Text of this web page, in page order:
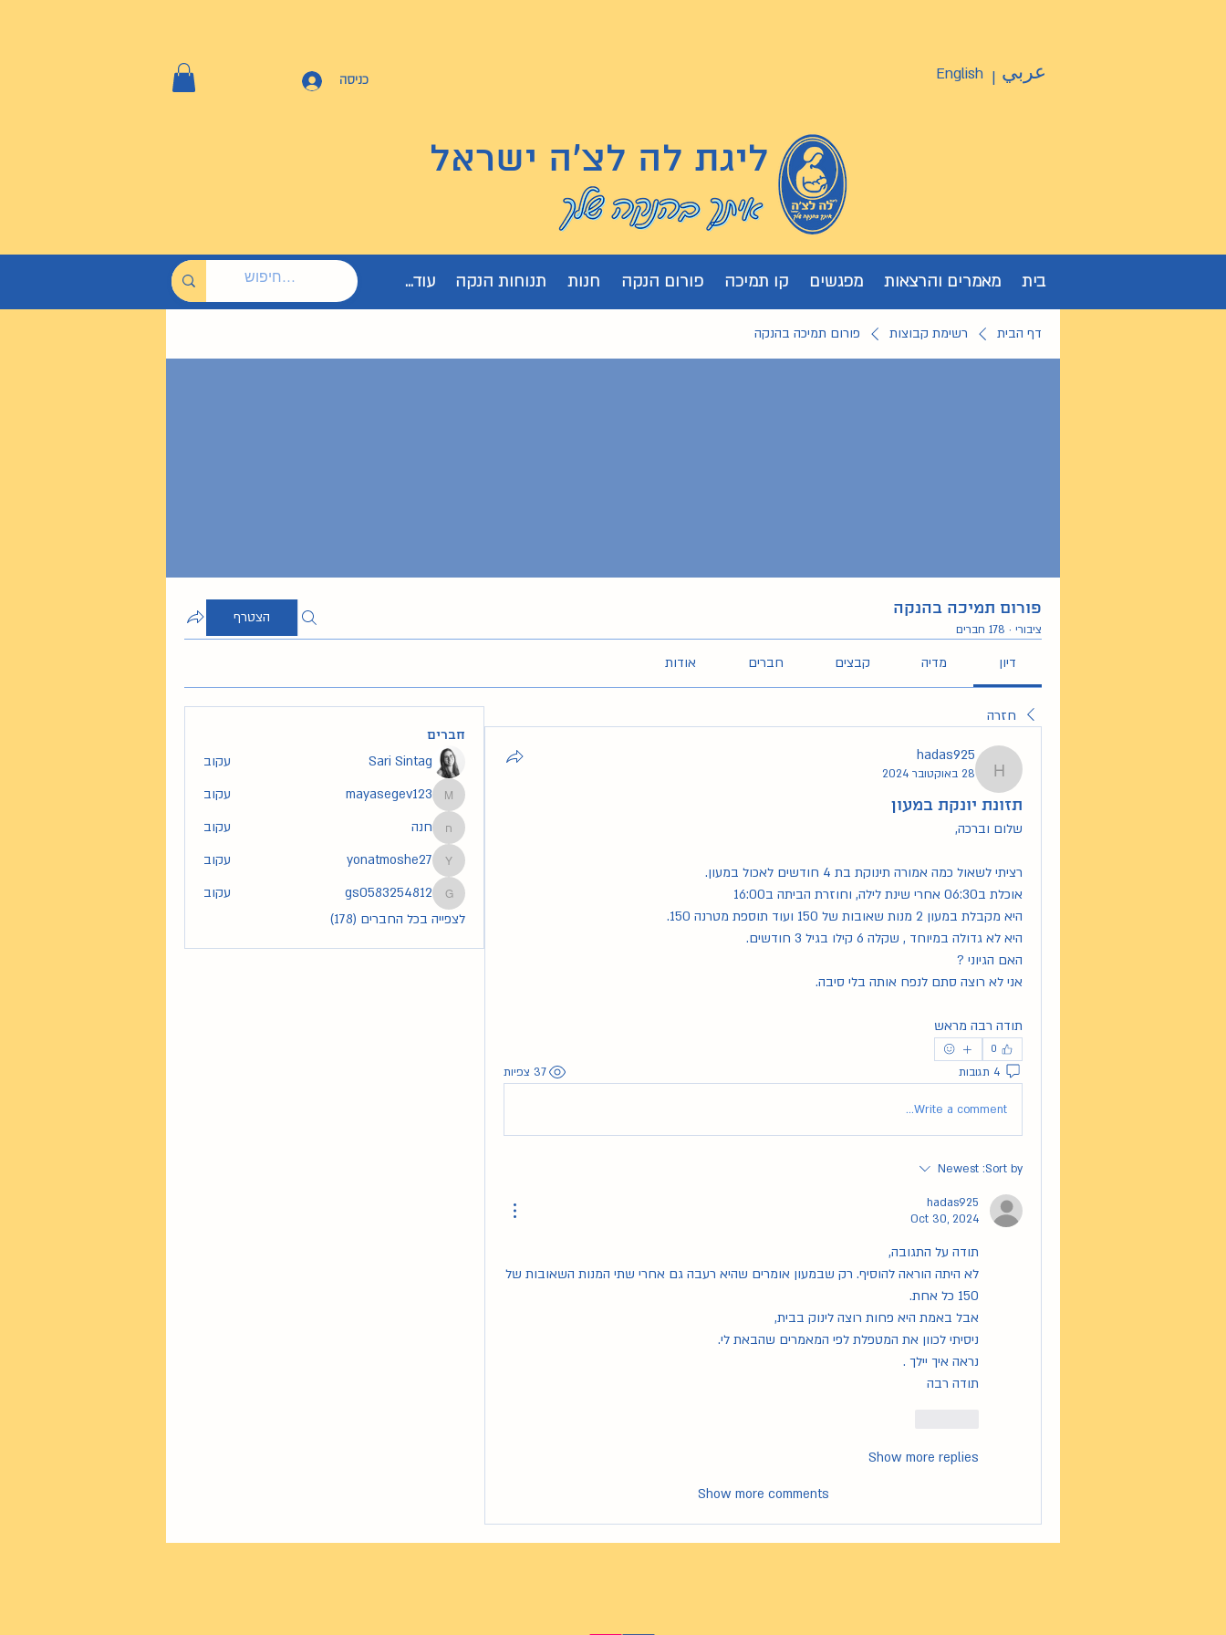
כניסה English عربي |
ליגת לה לצ'ה ישראל
בית מאמרים והרצאות מפגשים קו תמיכה פורום הנקה חנות תנוחות הנקה עוד...
דף הבית רשימת קבוצות פורום תמיכה בהנקה
פורום תמיכה בהנקה
ציבורי · 178 חברים
הצטרף
דיון מדיה קבצים חברים אודות
חזרה
hadas925
hadas925
28 באוקטובר 2024
תזונת יונקת במעון
שלום וברכה,
רציתי לשאול כמה אמורה תינוקת בת 4 חודשים לאכול במעון.
אוכלת ב06:30 אחרי שינת לילה, וחוזרת הביתה ב16:00
היא מקבלת במעון 2 מנות שאובות של 150 ועוד תוספת מטרנה 150.
היא לא גדולה במיוחד , שקלה 6 קילו בגיל 3 חודשים.
האם הגיוני ?
אני לא רוצה סתם לנפח אותה בלי סיבה.
תודה רבה מראש
0
4 תגובות 37 צפיות
Write a comment...
Sort by:
Newest
hadas925
Oct 30, 2024
תודה על התגובה,
150 כל אחת.
אבל באמת היא פחות רוצה לינוק בבית,
ניסיתי לכוון את המטפלת לפי המאמרים שהבאת לי.
נראה איך יילך .
תודה רבה
Show more replies
Show more comments
חברים
Sari Sintag עקוב
mayasegev123
mayasegev123 עקוב
חנה
חנה עקוב
yonatmoshe27
yonatmoshe27 עקוב
gs0583254812
gs0583254812
עקוב
לצפייה בכל החברים (178)